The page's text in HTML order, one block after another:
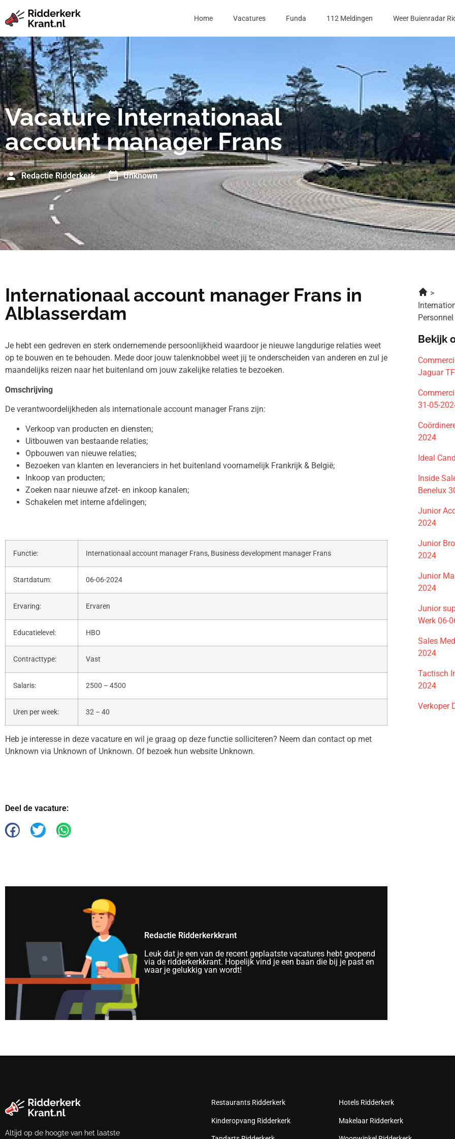
Home Vacatures Funda 112 Meldingen Weer Buienradar
Vacature Internationaal
account manager Frans
Redactie Ridderkerk Unknown
Internationaal account manager Frans in
Alblasserdam
Je hebt een gedreven en sterk ondernemende persoonlijkheid waardoor je nieuwe langdurige relaties weet
op te bouwen en te behouden. Mede door jouw talenknobbel weet jij te onderscheiden van anderen en zul je
maandelijks reizen naar het buitenland om jouw zakelijke relaties te bezoeken.
Omschrijving
De verantwoordelijkheden als internationale account manager Frans zijn:
Verkoop van producten en diensten;
Uitbouwen van bestaande relaties;
Opbouwen van nieuwe relaties;
Bezoeken van klanten en leveranciers in het buitenland voornamelijk Frankrijk & België;
Inkoop van producten;
Zoeken naar nieuwe afzet- en inkoop kanalen;
Schakelen met interne afdelingen;
Functie: Internationaal account manager Frans, Business development manager Frans
Startdatum: 06-06-2024
Ervaring: Ervaren
Educatielevel: HBO
Contracttype: Vast
Salaris: 2500 – 4500
Uren per week: 32 – 40
Heb je interesse in deze vacature en wil je graag op deze functie solliciteren? Neem dan contact op met
Unknown via Unknown of Unknown. Of bezoek hun website Unknown.
Deel de vacature:
Redactie Ridderkerkkrant
Leuk dat je een van de recent geplaatste vacatures hebt geopend
via de ridderkerkkrant. Hopelijk vind je een baan die bij je past en
waar je gelukkig van wordt!
Bekijk
Jaguar
31-05-
2024
Ideal
Inside
Benelux
Junior
2024
Junior
2024
Junior
2024
Junior
Werk 06-
Sales
2024
Tactisch
2024
Verkoper
Altijd op de hoogte van het laatste
Restaurants Ridderkerk
Kinderopvang Ridderkerk
Hotels Ridderkerk
Makelaar Ridderkerk